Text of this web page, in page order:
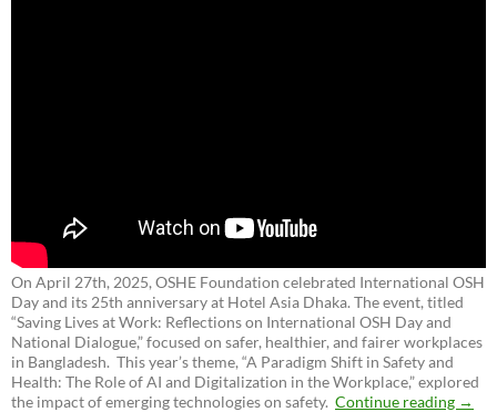
On April 27th, 2025, OSHE Foundation celebrated International OSH
Day and its 25th anniversary at Hotel Asia Dhaka. The event, titled
“Saving Lives at Work: Reflections on International OSH Day and
National Dialogue,”focused on safer, healthier, and fairer workplaces
in Bangladesh. This year’s theme, “A Paradigm Shift in Safety and
Health: The Role of AI and Digitalization in the Workplace,” explored
the impact of emerging technologies on safety. Continue reading →